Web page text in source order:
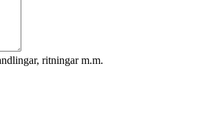
ritningar m.m.